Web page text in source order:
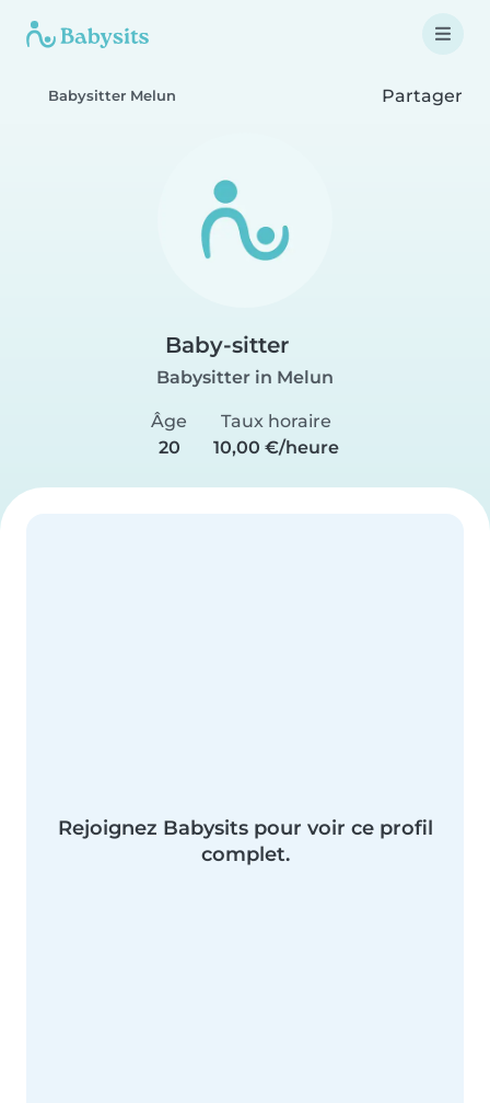
Babysitter Melun Partager
Baby-sitter
Babysitter in Melun
Âge
20
Taux horaire
10,00 €/heure
Rejoignez Babysits pour voir ce profil
complet.